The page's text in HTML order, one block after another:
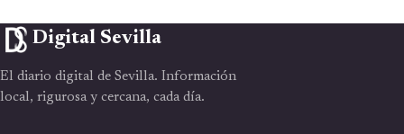
Digital Sevilla
El diario digital de Sevilla. Información
local, rigurosa y cercana, cada día.